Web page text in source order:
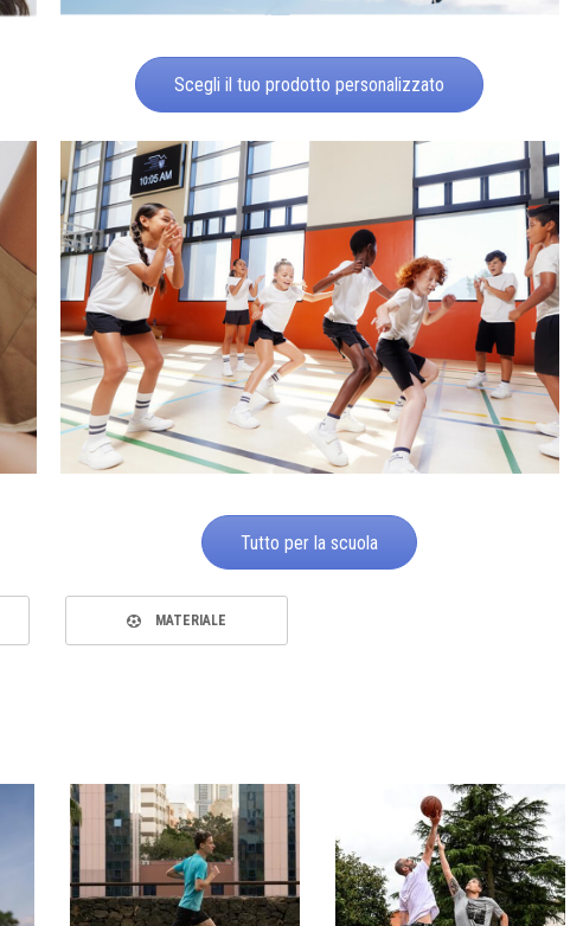
Scegli il tuo prodotto personalizzato
Tutto per la scuola
MATERIALE